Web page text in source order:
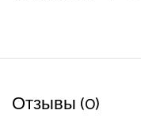
Отзывы (0)